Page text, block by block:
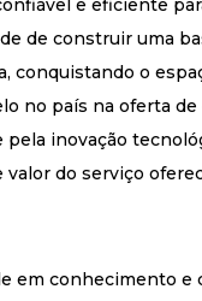
e eficiente
de construir uma
conquistando o
no país na oferta de
inovação
do serviço
em conhecimento e